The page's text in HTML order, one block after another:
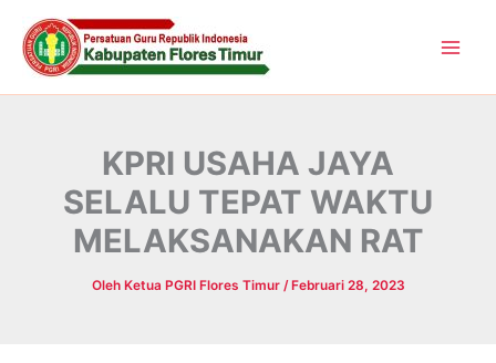
konten
KPRI USAHA JAYA
SELALU TEPAT WAKTU
MELAKSANAKAN RAT
Oleh Ketua PGRI Flores Timur / Februari 28, 2023